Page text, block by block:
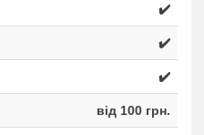
✔️
✔️
✔️
від 100 грн.